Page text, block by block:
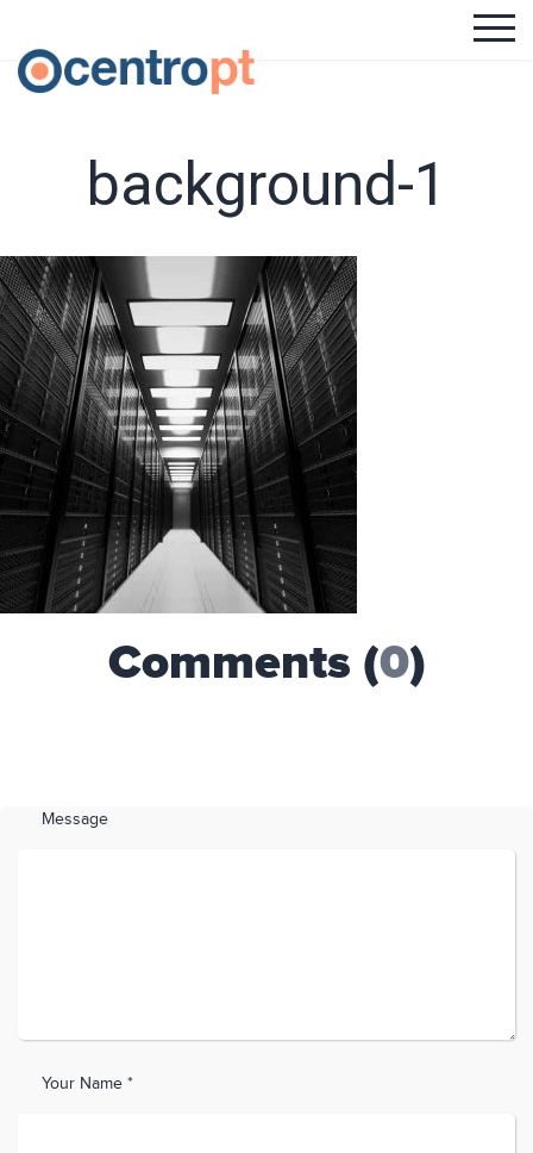
background-1
Comments (0)
Message
Your Name *